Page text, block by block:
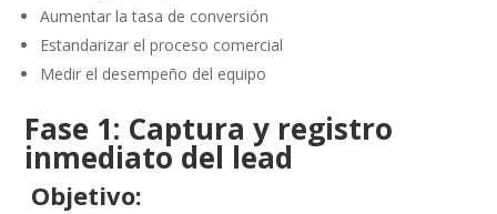
Aumentar la tasa de conversión
Estandarizar el proceso comercial
Medir el desempeño del equipo
Fase 1: Captura y registro
inmediato del lead
Objetivo: